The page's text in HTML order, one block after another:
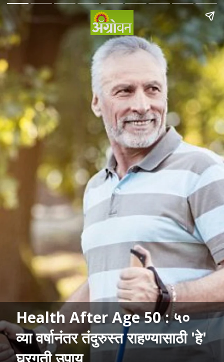
Health After Age 50 : ५०
व्या वर्षानंतर तंदुरुस्त राहण्यासाठी 'हे'